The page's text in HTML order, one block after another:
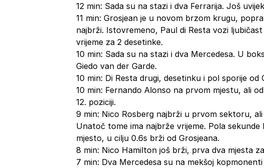
12 min: Sada su na stazi i dva Ferrarija. Još
11 min: Grosjean je u novom brzom krugu,
najbrži. Istovremeno, Paul di Resta vozi
vrijeme za 2 desetinke.
10 min: Sada su na stazi i dva Mercedesa. U
Giedo van der Garde.
10 min: Di Resta drugi, desetinku i pol sporije od
10 min: Fernando Alonso na prvom mjestu, ali
12. poziciji.
9 min: Nico Rosberg najbrži u prvom sektoru,
Unatoč tome ima najbrže vrijeme. Pola
mjesto, u cilju 0.6s brži od Grosjeana.
8 min: Nico Hamilton još brži, prva dva mjesta
7 min: Dva Mercedesa su na mekšoj